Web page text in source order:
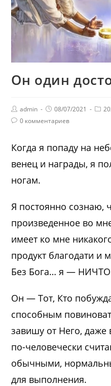
Он один
admin 08/07/2021
0 комментариев
Когда я попаду на
венец и награды, я
ногам.
Я постоянно сознаю,
произведенное во
имеет ко мне
продукт благодати и
Без Бога… я —
Он — Тот, Кто
способным
завишу от Него, даже
по-человечески
обычными,
для выполнения.